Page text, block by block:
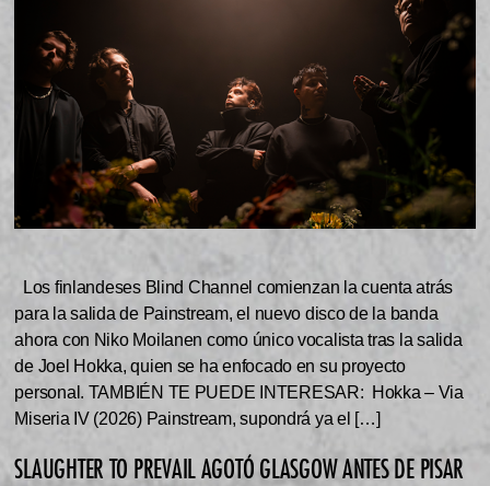
Los finlandeses Blind Channel comienzan la cuenta atrás
para la salida de Painstream, el nuevo disco de la banda
ahora con Niko Moilanen como único vocalista tras la salida
de Joel Hokka, quien se ha enfocado en su proyecto
personal. TAMBIÉN TE PUEDE INTERESAR: Hokka – Via
Miseria IV (2026) Painstream, supondrá ya el […]
SLAUGHTER TO PREVAIL AGOTÓ GLASGOW ANTES DE PISAR